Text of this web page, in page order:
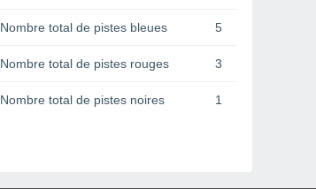
Nombre total de pistes bleues 5
Nombre total de pistes rouges 3
Nombre total de pistes noires 1